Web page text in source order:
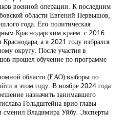
военной операции. К последним
области Евгений Первышов,
года. Его политическая
Краснодарским краем: с 2016
а в 2021 году избрался
округу. После участия в
прошел обучение по программе
области (ЕАО) выборы по
в этом году. В ноябре 2024 года
назначить занимавшего
Гольдштейна врио главы
Владимира Уйбу. Эксперты